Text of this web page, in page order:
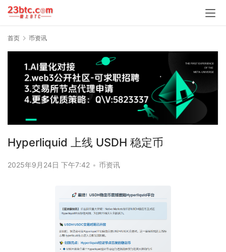
首页 币资讯
Hyperliquid 上线 USDH 稳定币
2025年9月24日 下午7:42 • 币资讯